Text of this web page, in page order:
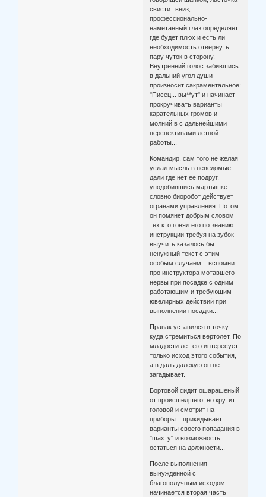
свистит вниз,
профессионально-
наметанный глаз определяет
где будет плюх и есть ли
необходимость отвернуть
пару чуток в сторону.
Внутренний голос забившись
в дальний угол души
произносит сакраментальное:
"Писец... вы**ут" и начинает
прокручивать варианты
карательных громов и
молний в с дальнейшими
перспективами летной
работы...
Командир, сам того не желая
услал мысль в неведомые
дали где нет ее подруг,
уподобившись мартышке
словно биоробот действует
огранами управления. Потом
он помянет добрым словом
тех кто гонял его по знанию
инструкции требуя на зубок
выучить казалось бы
ненужный текст с этим
особым случаем... вспомнит
про инструктора мотавшего
нервы при посадке с одним
работающим и требующим
ювелирных действий при
выполнении посадки...
Правак уставился в точку
куда стремиться вертолет. По
младости лет его интересует
только исход этого события,
а в даль далекую он не
загадывает.
Бортовой сидит ошарашеный
от происшедшего, но крутит
головой и смотрит на
приборы... прикидывает
варианты своего попадания в
"шахту" и возможность
остаться на должности...
После выполнения
вынужденной с
благополучным исходом
начинается вторая часть